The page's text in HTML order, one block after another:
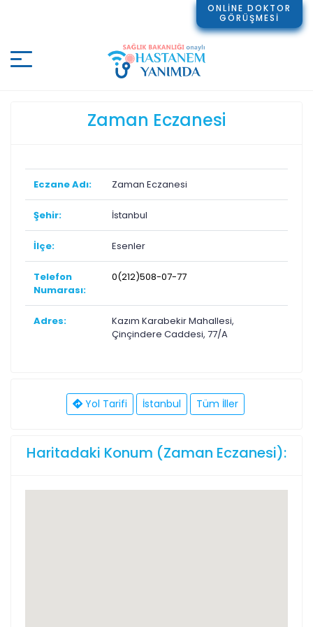
Zaman Eczanesi
Eczane Adı: Zaman Eczanesi
Şehir: İstanbul
İlçe: Esenler
Telefon
Numarası:
0(212)508-07-77
Adres:
Kazım Karabekir Mahallesi,
Çinçindere Caddesi, 77/A
Yol Tarifi İstanbul Tüm İller
Haritadaki Konum (Zaman Eczanesi):
ONLİNE DOKTOR
GÖRÜŞMESİ